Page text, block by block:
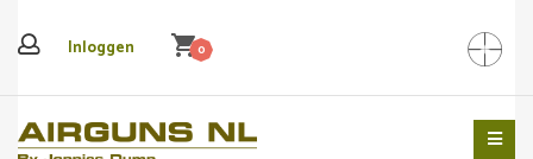
Inloggen shopping_cart0 Search